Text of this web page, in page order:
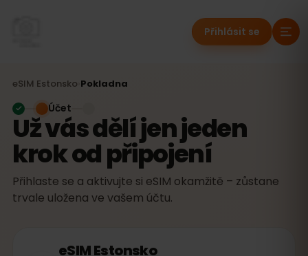
Přihlásit se
eSIM Estonsko Pokladna
Už vás dělí jen jeden
krok od připojení
Přihlaste se a aktivujte si eSIM okamžitě – zůstane
trvale uložena ve vašem účtu.
Účet
eSIMEstonsko